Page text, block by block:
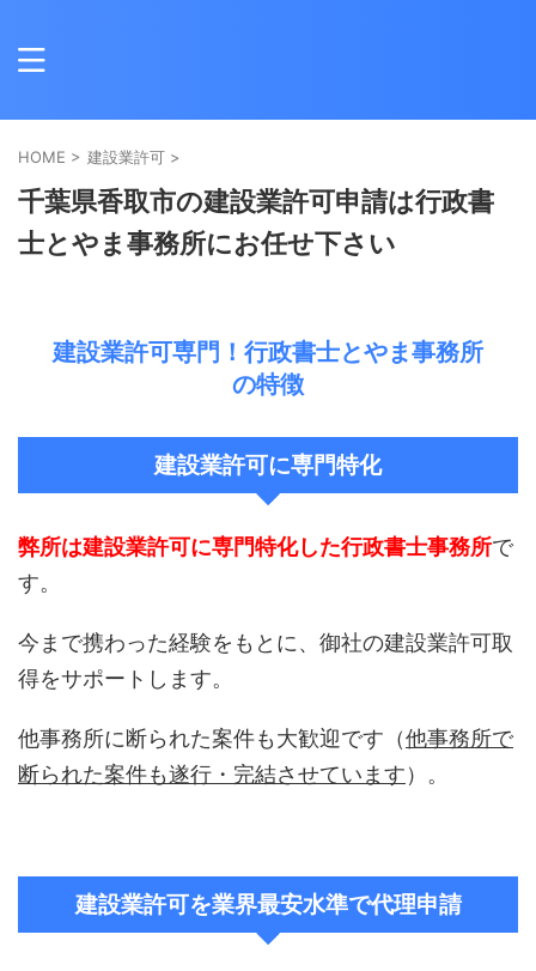
HOME > 建設業許可 >
千葉県香取市の建設業許可申請は行政書
士とやま事務所にお任せ下さい
建設業許可専門！行政書士とやま事務所
の特徴
建設業許可に専門特化
弊所は建設業許可に専門特化した行政書士事務所で
す。
今まで携わった経験をもとに、御社の建設業許可取
得をサポートします。
他事務所に断られた案件も大歓迎です（他事務所で
断られた案件も遂行・完結させています）。
建設業許可を業界最安水準で代理申請